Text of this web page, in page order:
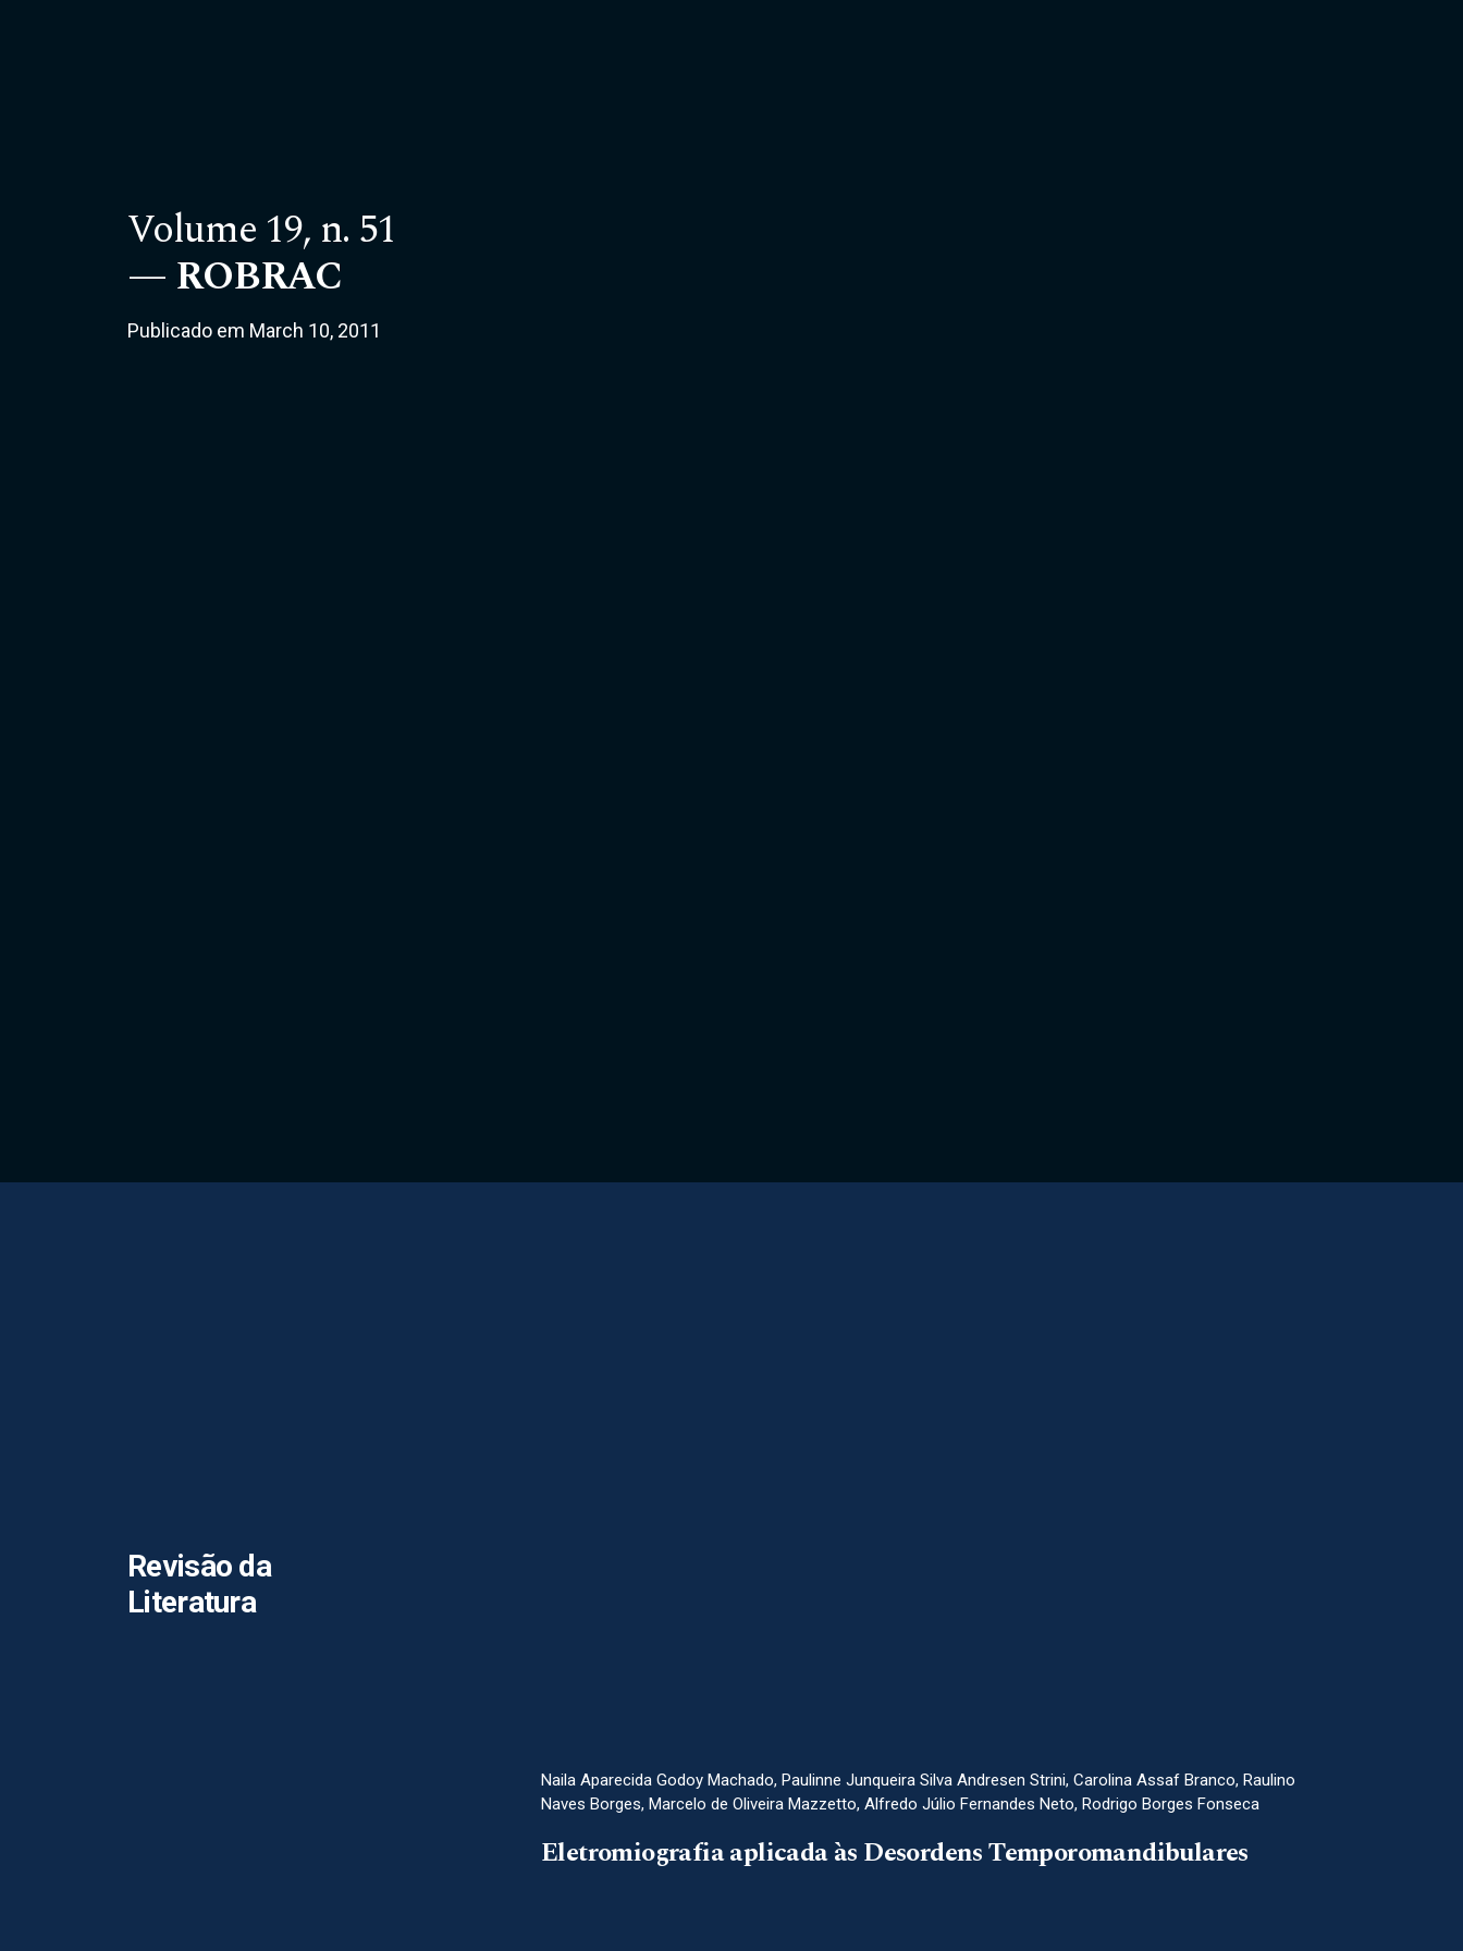
Volume 19, n. 51
ROBRAC
Publicado em March 10, 2011
Revisão da
Literatura
Naila Aparecida Godoy Machado, Paulinne Junqueira Silva Andresen Strini, Carolina Assaf Branco, Raulino
Naves Borges, Marcelo de Oliveira Mazzetto, Alfredo Júlio Fernandes Neto, Rodrigo Borges Fonseca
Eletromiografia aplicada às Desordens Temporomandibulares